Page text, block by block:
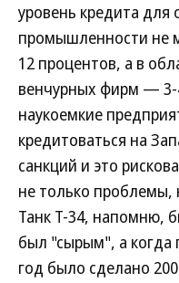
уровень кредита
промышленности не
12 процентов, а в
венчурных фирм —
наукоемкие
кредитоваться на
санкций и это
не только
Танк Т-34, напомню,
был "сырым", а когда
год было сделано